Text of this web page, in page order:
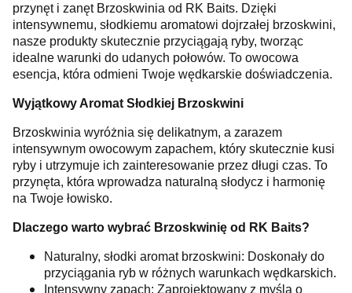
przynęt i zanęt Brzoskwinia od RK Baits. Dzięki
intensywnemu, słodkiemu aromatowi dojrzałej brzoskwini,
nasze produkty skutecznie przyciągają ryby, tworząc
idealne warunki do udanych połowów. To owocowa
esencja, która odmieni Twoje wędkarskie doświadczenia.
Wyjątkowy Aromat Słodkiej Brzoskwini
Brzoskwinia wyróżnia się delikatnym, a zarazem
intensywnym owocowym zapachem, który skutecznie kusi
ryby i utrzymuje ich zainteresowanie przez długi czas. To
przynęta, która wprowadza naturalną słodycz i harmonię
na Twoje łowisko.
Dlaczego warto wybrać Brzoskwinię od RK Baits?
Naturalny, słodki aromat brzoskwini: Doskonały do
przyciągania ryb w różnych warunkach wędkarskich.
Intensywny zapach: Zaprojektowany z myślą o